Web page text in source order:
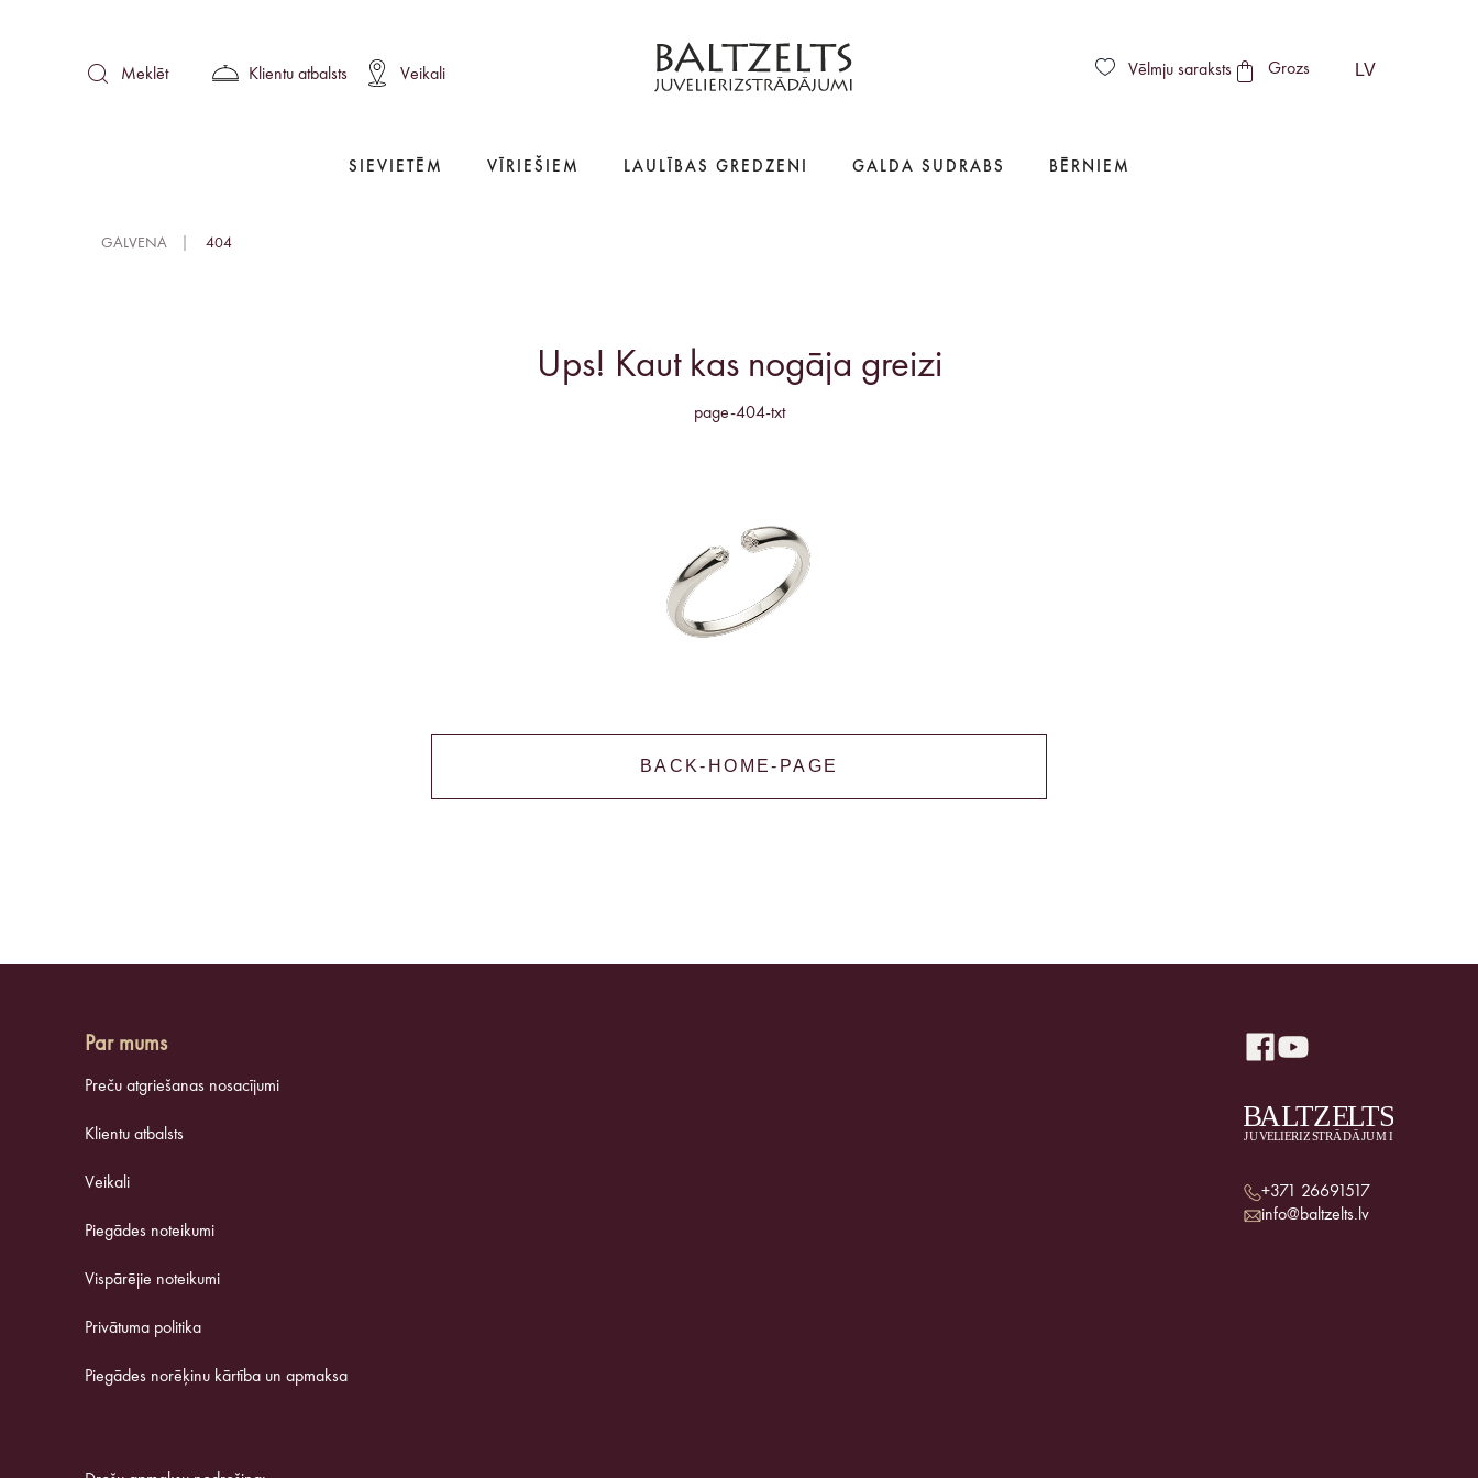
Meklēt Klientu atbalsts Veikali Vēlmju saraksts Grozs LV
SIEVIETĒM VĪRIEŠIEM LAULĪBAS GREDZENI GALDA SUDRABS BĒRNIEM
GALVENA 404
Ups! Kaut kas nogāja greizi
page-404-txt
BACK-HOME-PAGE
Par mums
Preču atgriešanas nosacījumi
Klientu atbalsts
Veikali
Piegādes noteikumi
Vispārējie noteikumi
Privātuma politika
Piegādes norēķinu kārtība un apmaksa
+371 26691517
info@baltzelts.lv